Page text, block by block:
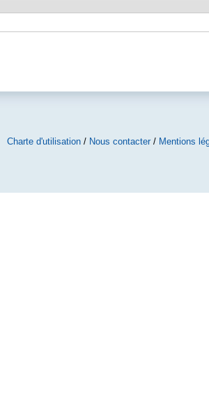
Charte d'utilisation/ Nous contacter/ Mentions